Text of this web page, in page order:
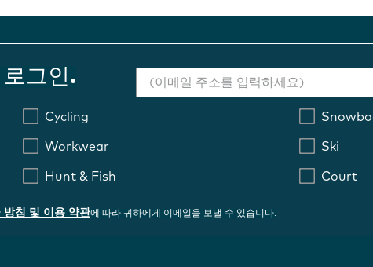
그인.
Cycling
Workwear Ski
Hunt & Fish Court
방침 및 이용 약관에 따라 귀하에게 이메일을 보낼 수 있습니다.